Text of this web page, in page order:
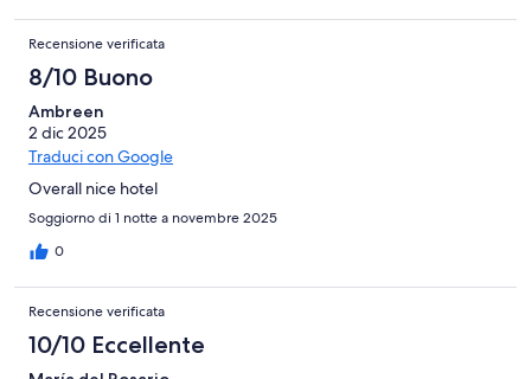
Recensione verificata
8/10 Buono
Ambreen
2 dic 2025
Traduci con Google
Overall nice hotel
Soggiorno di 1 notte a novembre 2025
0
Recensione verificata
10/10 Eccellente